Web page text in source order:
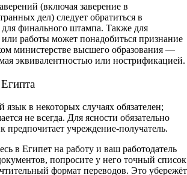
(включая заверение в
дел) следует обратиться в
для финального штампа. Также для
работы может понадобиться признание
министерстве высшего образования —
эквивалентностью или нострификацией.
язык в некоторых случаях обязателен;
не всегда. Для ясности обязательно
предпочитает учреждение-получатель.
в Египет на работу и ваш работодатель
попросите у него точный список
формат переводов. Это убережёт